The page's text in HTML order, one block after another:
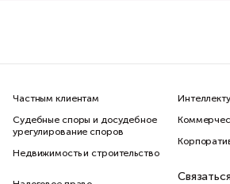
Частным клиентам
Судебные споры и досудебное
урегулирование споров
Недвижимость и строительство